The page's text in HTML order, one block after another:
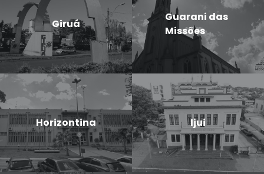
Giruá
Guarani das
Missões
Horizontina Ijui